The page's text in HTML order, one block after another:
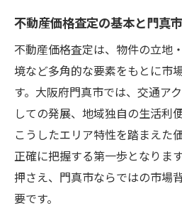
不動産価格査定の基本と門真
不動産価格査定は、物件の立地
境など多角的な要素をもとに市
す。大阪府門真市では、交通ア
しての発展、地域独自の生活利
こうしたエリア特性を踏まえた
正確に把握する第一歩となりま
押さえ、門真市ならではの市場
要です。